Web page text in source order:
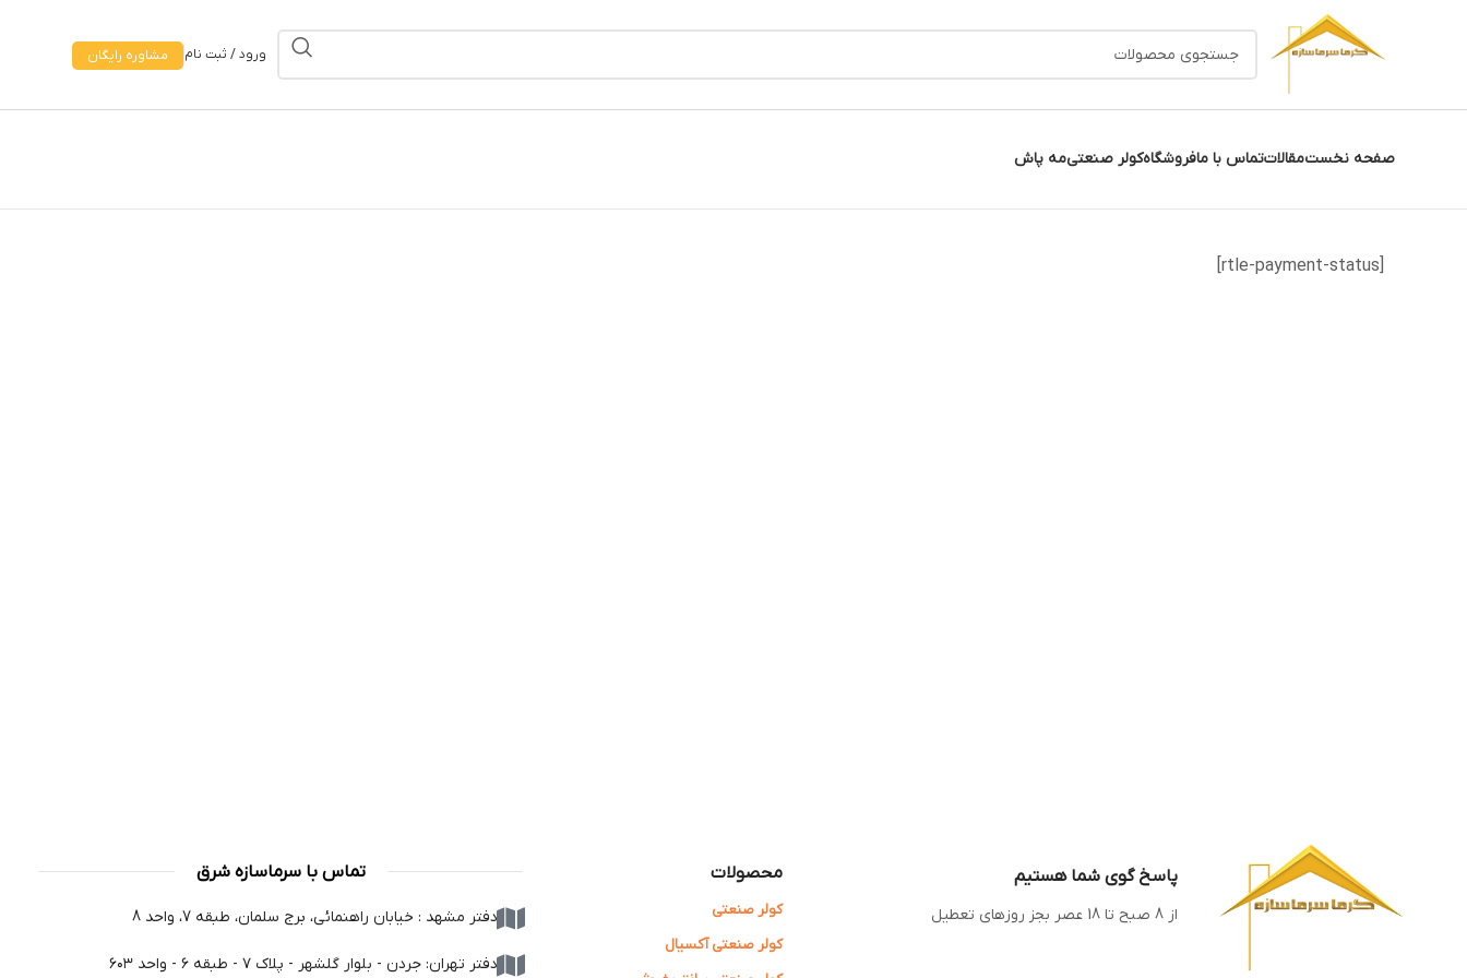
ورود / ثبت نام مشاوره رایگان
صفحه نخستمقالاتتماس با مافروشگاهکولر صنعتیمه پاش
[rtle-payment-status]
پاسخ گوی شما هستیم
از 8 صبح تا 18 عصر بجز روزهای تعطیل
محصولات
کولر صنعتی
کولر صنعتی آکسیال
تماس با سرماسازه شرق
دفتر مشهد : خیابان راهنمائی، برج سلمان، طبقه 7، واحد 8
دفتر تهران: جردن - بلوار گلشهر - پلاک ۷ - طبقه ۶ - واحد ۶۰۳